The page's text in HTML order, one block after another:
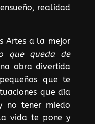
realidad
Artes a la mejor
que queda de
obra divertida
que te
que día
no tener miedo
vida te pone y